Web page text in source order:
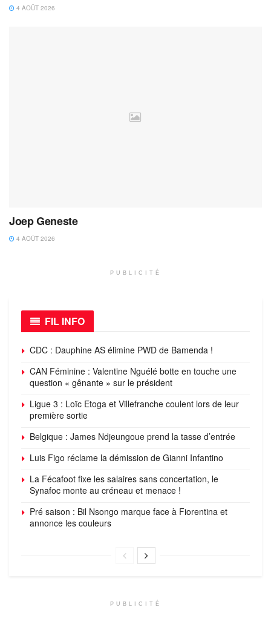
4 AOÛT 2026
Joep Geneste
4 AOÛT 2026
PUBLICITÉ
FIL INFO
CDC : Dauphine AS élimine PWD de Bamenda !
CAN Féminine : Valentine Nguélé botte en touche une
question « gênante » sur le président
Ligue 3 : Loïc Etoga et Villefranche coulent lors de leur
première sortie
Belgique : James Ndjeungoue prend la tasse d’entrée
Luis Figo réclame la démission de Gianni Infantino
La Fécafoot fixe les salaires sans concertation, le
Synafoc monte au créneau et menace !
Pré saison : Bil Nsongo marque face à Fiorentina et
annonce les couleurs
PUBLICITÉ